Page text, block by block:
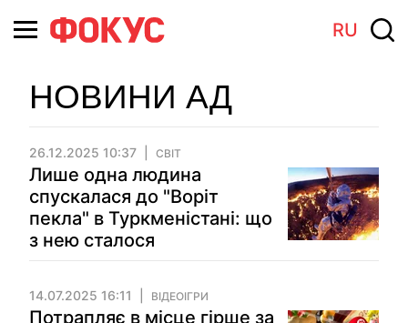
RU
НОВИНИ АД
26.12.2025 10:37 СВІТ
Лише одна людина
спускалася до "Воріт
пекла" в Туркменістані: що
з нею сталося
14.07.2025 16:11 ВІДЕОІГРИ
Потрапляє в місце гірше за